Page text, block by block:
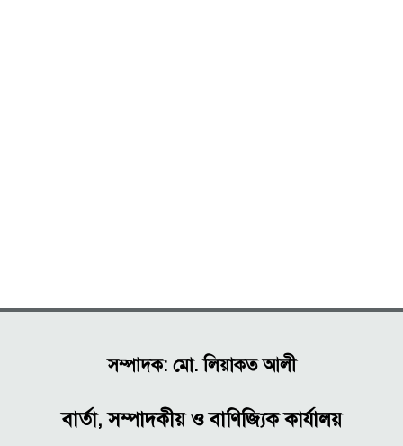
সম্পাদক: মো. লিয়াকত আলী
বার্তা, সম্পাদকীয় ও বাণিজ্যিক কার্যালয়